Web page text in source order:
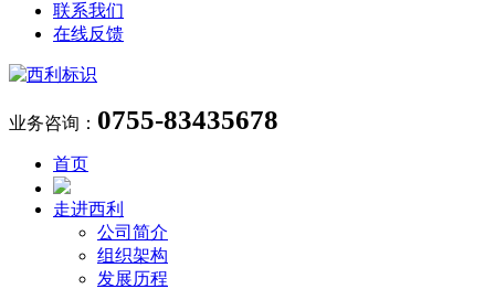
联系我们
在线反馈
业务咨询： 0755-83435678
首页
走进西利
公司简介
组织架构
发展历程